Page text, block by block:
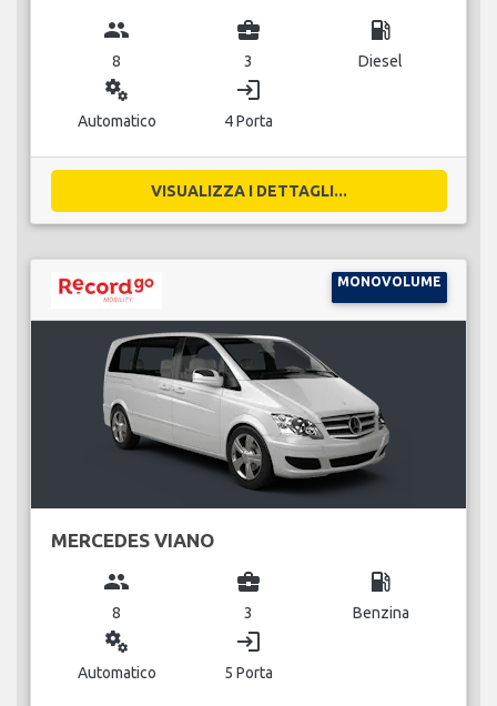
group
8
business_center
3
local_gas_station
Diesel
miscellaneous_services
Automatico
login
4 Porta
VISUALIZZA I DETTAGLI...
MONOVOLUME
MERCEDES VIANO
group
8
business_center
3
local_gas_station
Benzina
miscellaneous_services
Automatico
login
5 Porta